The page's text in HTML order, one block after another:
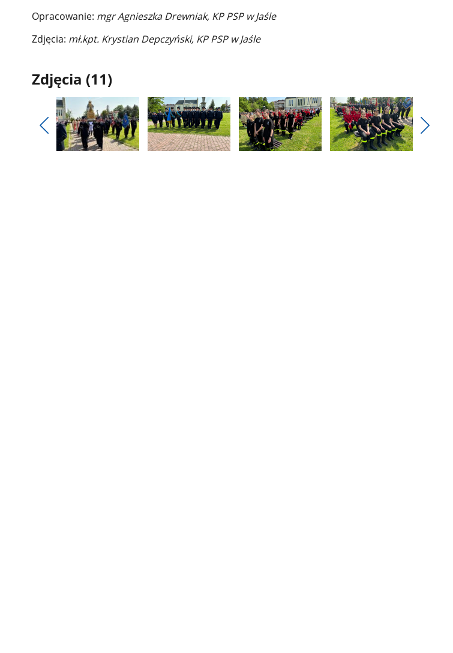
Opracowanie: mgr Agnieszka Drewniak, KP PSP w Jaśle
Zdjęcia: mł.kpt. Krystian Depczyński, KP PSP w Jaśle
Zdjęcia (11)
Pokaż
poprzednie